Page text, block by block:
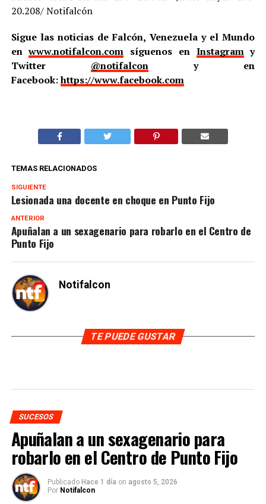
20.208/ Notifalcón
Sigue las noticias de Falcón, Venezuela y el Mundo
enwww.notifalcon.com síguenos en Instagramy
Twitter @notifalcony en
Facebook:https://www.facebook.com
TEMAS RELACIONADOS
SIGUIENTE
Lesionada una docente en choque en Punto Fijo
ANTERIOR
Apuñalan a un sexagenario para robarlo en el Centro de
Punto Fijo
Notifalcon
TE PUEDE GUSTAR
SUCESOS
Apuñalan a un sexagenario para
robarlo en el Centro de Punto Fijo
Publicado Hace 1 día on agosto 5, 2026
Por Notifalcon